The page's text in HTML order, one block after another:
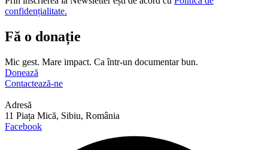
confidențialitate.
Fă o donație
Mic gest. Mare impact. Ca într-un documentar bun.
Donează
Contactează-ne
Adresă
11 Piața Mică, Sibiu, România
Facebook